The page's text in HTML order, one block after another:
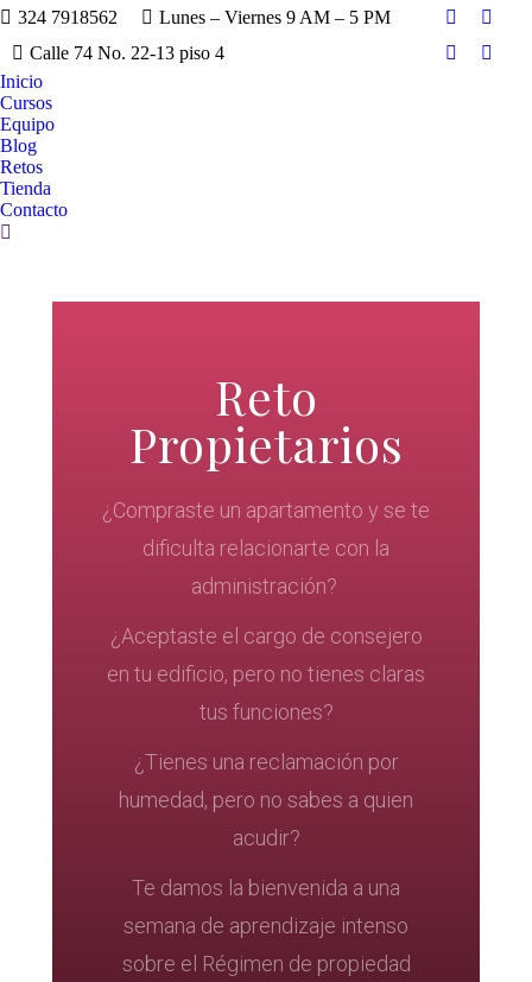
324 7918562
Lunes – Viernes 9 AM – 5 PM
Calle 74 No. 22-13 piso 4
Inicio
Cursos
Equipo
Blog
Retos
Tienda
Contacto
Reto
Propietarios
¿Compraste un apartamento y se te
dificulta relacionarte con la
administración?
¿Aceptaste el cargo de consejero
en tu edificio, pero no tienes claras
tus funciones?
¿Tienes una reclamación por
humedad, pero no sabes a quien
acudir?
Te damos la bienvenida a una
semana de aprendizaje intenso
sobre el Régimen de propiedad